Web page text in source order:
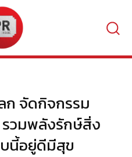
ก จัดกิจกรรม
รวมพลังรักษ์สิ่ง
บนี้อยู่ดีมีสุข